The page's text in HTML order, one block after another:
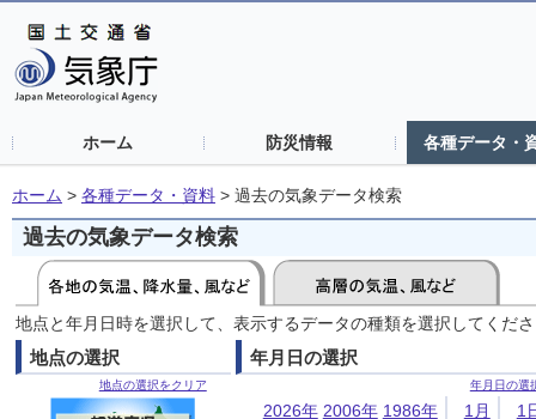
ホーム 防災情報 各種データ・
ホーム > 各種データ・資料 > 過去の気象データ検索
過去の気象データ検索
地点と年月日時を選択して、表示するデータの種類を選択してくだ
地点の選択
地点の選択をクリア
年月日の選択
年月日の選
2026年 2006年 1986年
1月
1